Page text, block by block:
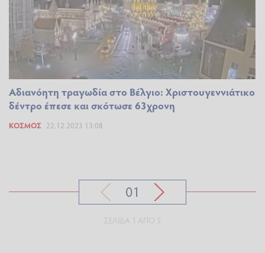
Αδιανόητη τραγωδία στο Βέλγιο: Χριστουγεννιάτικο
δέντρο έπεσε και σκότωσε 63χρονη
ΚΌΣΜΟΣ 22.12.2023 13:08
01
ΣΕΛΊΔΑ 1 ΑΠΌ 5